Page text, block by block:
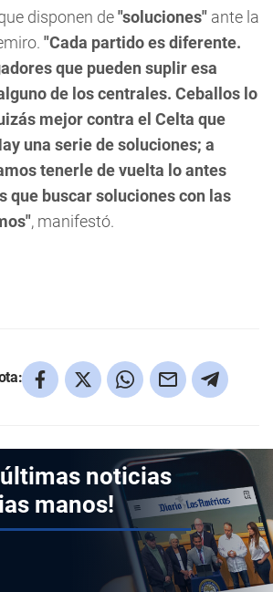
disponen de"soluciones" ante la
"Cada partido es diferente.
que pueden suplir esa
de los centrales. Ceballos lo
mejor contra el Celta que
una serie de soluciones; a
tenerle de vuelta lo antes
que buscar soluciones con las
, manifestó.
últimas noticias
manos!